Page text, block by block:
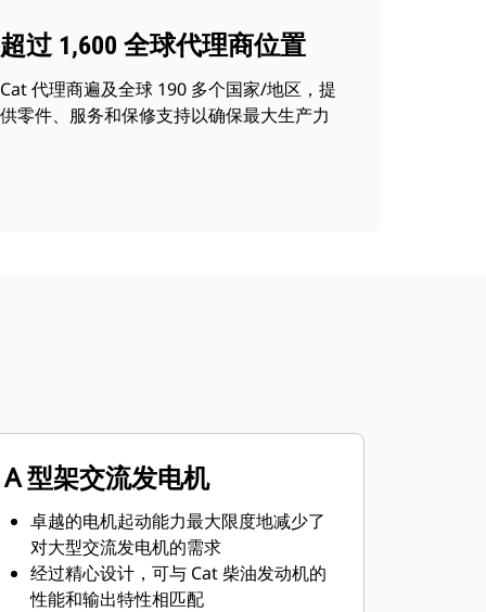
超过 1,600 全球代理商位置
Cat 代理商遍及全球 190 多个国家/地区，提
供零件、服务和保修支持以确保最大生产力
A 型架交流发电机
卓越的电机起动能力最大限度地减少了
对大型交流发电机的需求
经过精心设计，可与 Cat 柴油发动机的
性能和输出特性相匹配